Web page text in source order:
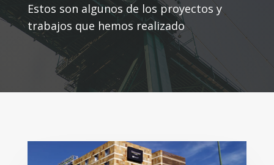
Estos son algunos de los proyectos y
trabajos que hemos realizado